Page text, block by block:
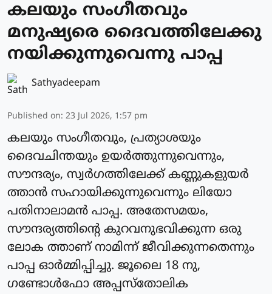
കലയും സംഗീതവും
മനുഷ്യരെ ദൈവത്തിലേക്കു
നയിക്കുന്നുവെന്നു പാപ്പ
Sathyadeepam
Published on: 23 Jul 2026, 1:57 pm
കലയും സംഗീതവും, പ്രത്യാശയും
ദൈവചിന്തയും ഉയര്‍ത്തുന്നുവെന്നും,
സൗന്ദര്യം, സ്വർഗത്തിലേക്ക് കണ്ണുകളുയർ
ത്താന്‍ സഹായിക്കുന്നുവെന്നും ലിയോ
പതിനാലാമന്‍ പാപ്പ. അതേസമയം,
സൗന്ദര്യത്തിന്റെ കുറവനുഭവിക്കുന്ന ഒരു
ലോക ത്താണ് നാമിന്ന് ജീവിക്കുന്നതെന്നും
പാപ്പ ഓര്‍മ്മിപ്പിച്ചു. ജൂലൈ 18 നു,
ഗണ്ടോള്‍ഫോ അപ്പസ്‌തോലിക